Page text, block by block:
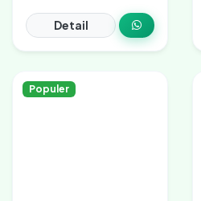
Detail
Populer